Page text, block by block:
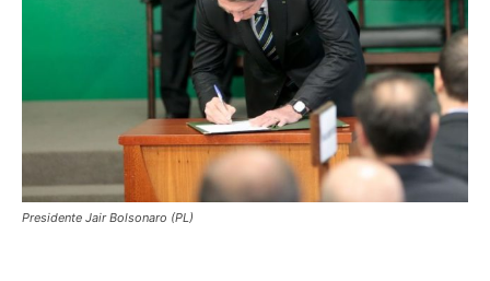
Presidente Jair Bolsonaro (PL)